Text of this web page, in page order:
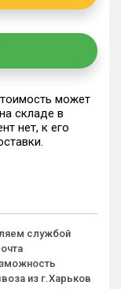
может
складе в
нет, к его
службой
из г.Харьков